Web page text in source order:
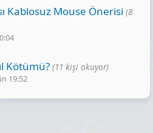
Kablosuz Mouse Önerisi (8
Kötümü? (11 kişi okuyor)
19:52